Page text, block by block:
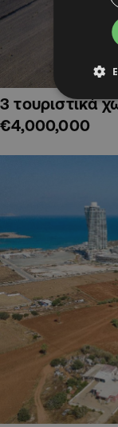
3 τουριστικά
€4,000,000